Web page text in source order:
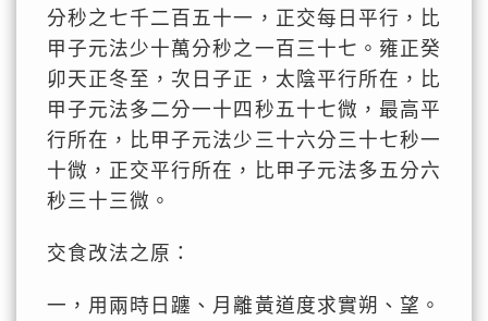
分秒之七千二百五十一，正交每日平行，比
甲子元法少十萬分秒之一百三十七。雍正癸
卯天正冬至，次日子正，太陰平行所在，比
甲子元法多二分一十四秒五十七微，最高平
行所在，比甲子元法少三十六分三十七秒一
十微，正交平行所在，比甲子元法多五分六
秒三十三微。
交食改法之原：
一，用兩時日躔、月離黃道度求實朔、望。